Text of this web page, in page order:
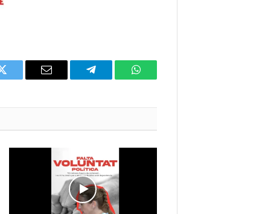
Twitter Email Telegram WhatsApp